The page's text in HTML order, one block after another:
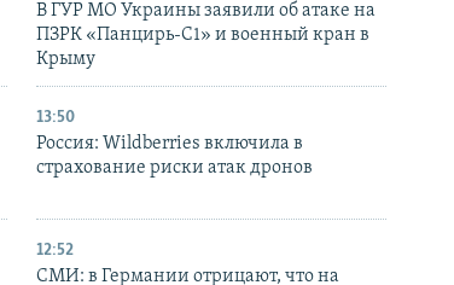
В ГУР МО Украины заявили об атаке на
ПЗРК «Панцирь-С1» и военный кран в
Крыму
13:50
Россия: Wildberries включила в
страхование риски атак дронов
12:52
СМИ: в Германии отрицают, что на